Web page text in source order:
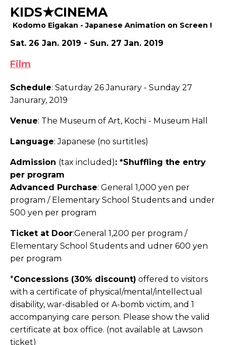
KIDS★CINEMA
Kodomo Eigakan - Japanese Animation on Screen !
Sat. 26 Jan. 2019 - Sun. 27 Jan. 2019
Film
Schedule: Saturday 26 Janurary - Sunday 27
Janurary, 2019
Venue: The Museum of Art, Kochi - Museum Hall
Language: Japanese (no surtitles)
Admission (tax included): *Shuffling the entry
per program
Advanced Purchase: General 1,000 yen per
program /Elementary School Students and under
500 yen per program
Ticket at Door:General 1,200 per program /
Elementary School Students and udner 600 yen
per program
*Concessions (30% discount) offered to visitors
with a certificate of physical/mental/intellectual
disability, war-disabled or A-bomb victim, and 1
accompanying care person. Please show the valid
certificate at box office. (not available at Lawson
ticket)